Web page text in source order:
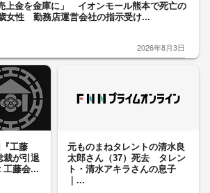
上金を金庫に」 イオンモール熊本で死亡の
女性 勤務店運営会社の指示受け...
2026年8月3日
工藤
裁が引退
工藤会...
元ものまねタレントの清水良
太郎さん（37）死去 タレン
ト・清水アキラさんの息子
｜...